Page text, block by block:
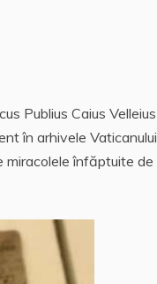
Publius Caius Velleius
în arhivele Vaticanului,
miracolele înfăptuite de